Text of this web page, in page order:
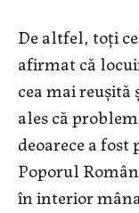
De altfel, toţi
afirmat că
cea mai
ales că
deoarece a
Poporul
în interior